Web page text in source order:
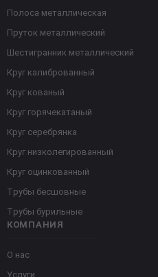
КОМПАНИЯ
О нас
Услуги
Полоса металлическая
Пруток металлический
Шестигранник металлический
Круг калиброванный
Круг кованый
Круг горячекатаный
Круг серебрянка
Круг низколегированный
Круг оцинкованный
Трубы бесшовные
Трубы бурильные